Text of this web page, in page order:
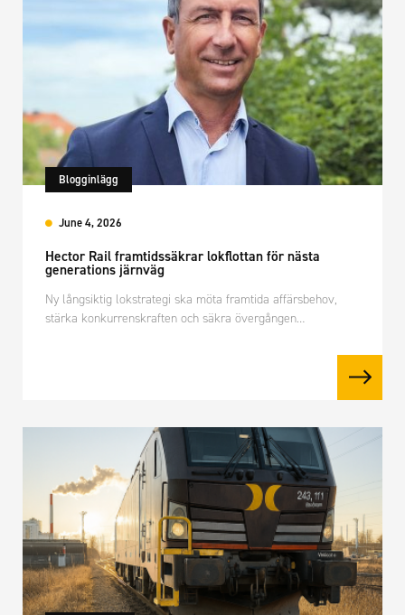
Blogginlägg
June 4, 2026
Hector Rail framtidssäkrar lokflottan för nästa
generations järnväg
Ny långsiktig lokstrategi ska möta framtida affärsbehov,
stärka konkurrenskraften och säkra övergången…